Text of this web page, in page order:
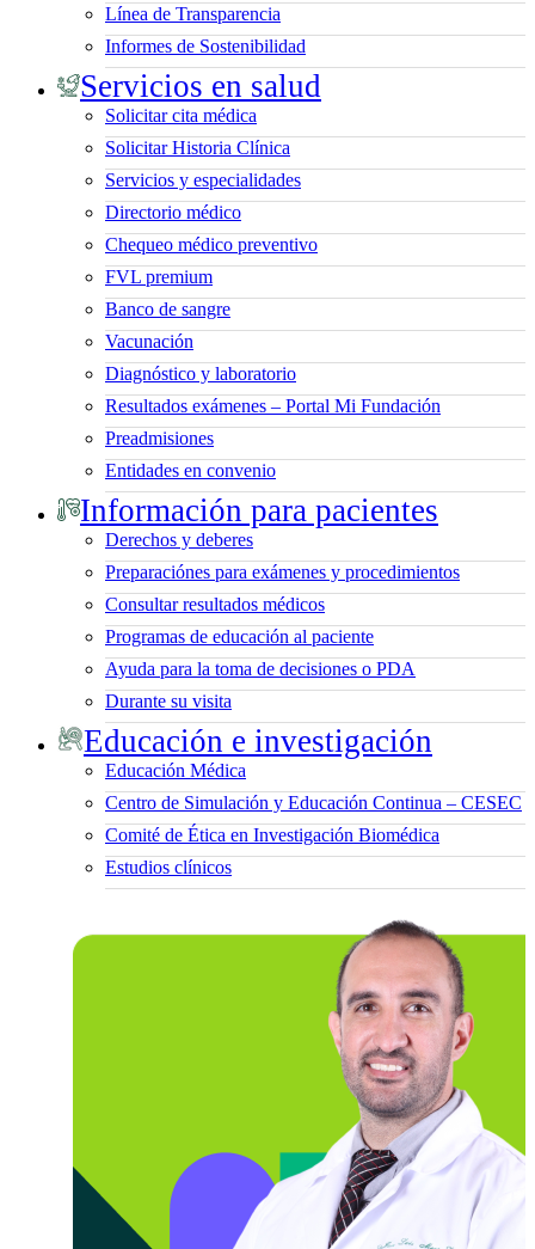
Línea de Transparencia
Informes de Sostenibilidad
Servicios en salud
Solicitar cita médica
Solicitar Historia Clínica
Servicios y especialidades
Directorio médico
Chequeo médico preventivo
FVL premium
Banco de sangre
Vacunación
Diagnóstico y laboratorio
Resultados exámenes – Portal Mi Fundación
Preadmisiones
Entidades en convenio
Información para pacientes
Derechos y deberes
Preparaciónes para exámenes y procedimientos
Consultar resultados médicos
Programas de educación al paciente
Ayuda para la toma de decisiones o PDA
Durante su visita
Educación e investigación
Educación Médica
Centro de Simulación y Educación Continua – CESEC
Comité de Ética en Investigación Biomédica
Estudios clínicos